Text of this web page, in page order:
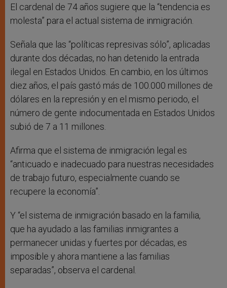
El cardenal de 74 años sugiere que la “tendencia es
molesta” para el actual sistema de inmigración.
Señala que las “políticas represivas sólo”, aplicadas
durante dos décadas, no han detenido la entrada
ilegal en Estados Unidos. En cambio, en los últimos
diez años, el país gastó más de 100.000 millones de
dólares en la represión y en el mismo periodo, el
número de gente indocumentada en Estados Unidos
subió de 7 a 11 millones.
Afirma que el sistema de inmigración legal es
“anticuado e inadecuado para nuestras necesidades
de trabajo futuro, especialmente cuando se
recupere la economía”.
Y “el sistema de inmigración basado en la familia,
que ha ayudado a las familias inmigrantes a
permanecer unidas y fuertes por décadas, es
imposible y ahora mantiene a las familias
separadas”, observa el cardenal.